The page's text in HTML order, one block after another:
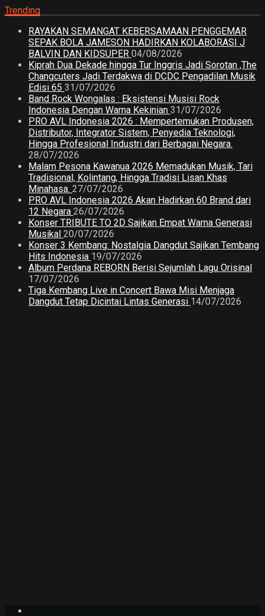
Trending
RAYAKAN SEMANGAT KEBERSAMAAN PENGGEMAR
SEPAK BOLA JAMESON HADIRKAN KOLABORASI J
BALVIN DAN KIDSUPER 04/08/2026
Kiprah Dua Dekade hingga Tur Inggris Jadi Sorotan ,The
Changcuters Jadi Terdakwa di DCDC Pengadilan Musik
Edisi 65 31/07/2026
Band Rock Wongalas : Eksistensi Musisi Rock
Indonesia Dengan Warna Kekinian 31/07/2026
PRO AVL Indonesia 2026 : Mempertemukan Produsen,
Distributor, Integrator Sistem, Penyedia Teknologi,
Hingga Profesional Industri dari Berbagai Negara.
28/07/2026
Malam Pesona Kawanua 2026 Memadukan Musik, Tari
Tradisional, Kolintang, Hingga Tradisi Lisan Khas
Minahasa. 27/07/2026
PRO AVL Indonesia 2026 Akan Hadirkan 60 Brand dari
12 Negara 26/07/2026
Konser TRIBUTE TO 2D Sajikan Empat Warna Generasi
Musikal 20/07/2026
Konser 3 Kembang: Nostalgia Dangdut Sajikan Tembang
Hits Indonesia 19/07/2026
Album Perdana REBORN Berisi Sejumlah Lagu Orisinal
17/07/2026
Tiga Kembang Live in Concert Bawa Misi Menjaga
Dangdut Tetap Dicintai Lintas Generasi 14/07/2026